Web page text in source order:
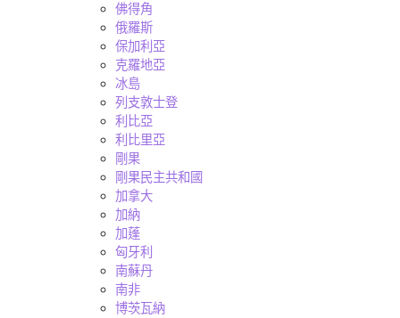
佛得角
俄羅斯
保加利亞
克羅地亞
冰島
列支敦士登
利比亞
利比里亞
剛果
剛果民主共和國
加拿大
加納
加蓬
匈牙利
南蘇丹
南非
博茨瓦納